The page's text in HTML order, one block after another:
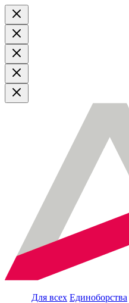
Для всех Единоборства